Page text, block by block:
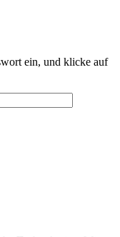
ein, und klicke auf